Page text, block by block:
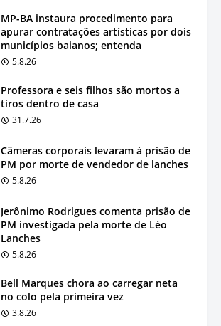
MP-BA instaura procedimento para
apurar contratações artísticas por dois
municípios baianos; entenda
5.8.26
Professora e seis filhos são mortos a
tiros dentro de casa
31.7.26
Câmeras corporais levaram à prisão de
PM por morte de vendedor de lanches
5.8.26
Jerônimo Rodrigues comenta prisão de
PM investigada pela morte de Léo
Lanches
5.8.26
Bell Marques chora ao carregar neta
no colo pela primeira vez
3.8.26